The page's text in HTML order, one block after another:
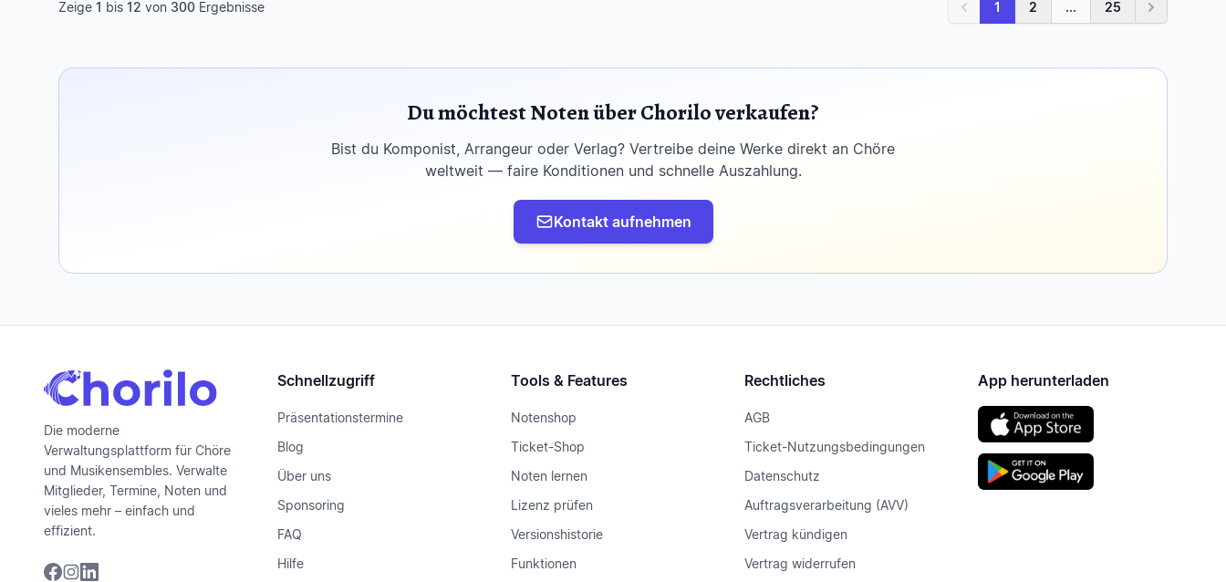
Zeige 1 bis 12 von 300 Ergebnisse
Zurück
1 2 ... 25
Weiter
Du möchtest Noten über Chorilo verkaufen?
Bist du Komponist, Arrangeur oder Verlag? Vertreibe deine Werke direkt an Chöre
weltweit — faire Konditionen und schnelle Auszahlung.
Kontakt aufnehmen
Die moderne
Verwaltungsplattform für Chöre
und Musikensembles. Verwalte
Mitglieder, Termine, Noten und
vieles mehr – einfach und
effizient.
Schnellzugriff
Präsentationstermine
Blog
Über uns
Sponsoring
FAQ
Hilfe
Tools & Features
Notenshop
Ticket-Shop
Noten lernen
Lizenz prüfen
Versionshistorie
Funktionen
Rechtliches
AGB
Ticket-Nutzungsbedingungen
Datenschutz
Auftragsverarbeitung (AVV)
Vertrag kündigen
Vertrag widerrufen
App herunterladen